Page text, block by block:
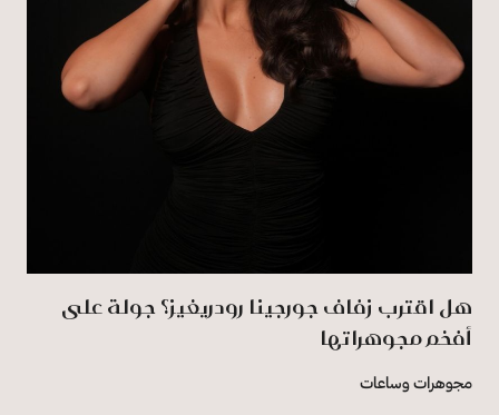
هل اقترب زفاف جورجينا رودريغيز؟ جولة على
أفخم مجوهراتها
مجوهرات وساعات